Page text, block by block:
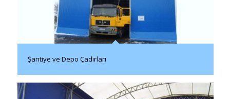
Şantiye ve Depo Çadırları